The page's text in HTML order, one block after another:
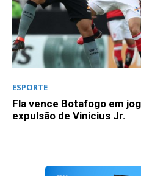
ESPORTE
Fla vence Botafogo em
expulsão de Vinicius Jr.